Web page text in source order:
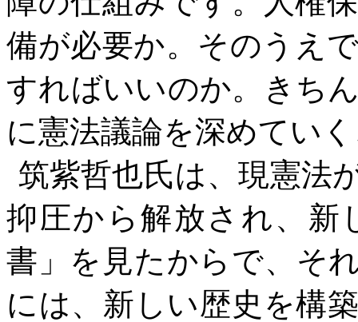
備が必要か。そのうえ
すればいいのか。きち
に憲法議論を深めてい
筑紫哲也氏は、現憲法
抑圧から解放され、新
書」を見たからで、そ
には、新しい歴史を構